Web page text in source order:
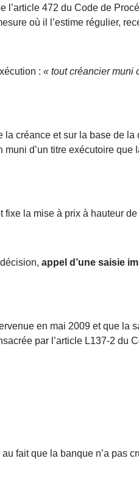
l’article 472 du Code de
où il l’estime régulier,
:« tout créancier muni
créance et sur la base de
d’un titre exécutoire
fixe la mise à prix à hauteur
décision,appel d’une saisie
en mai 2009 et que la
par l’article L137-2 du
fait que la banque n’a pas